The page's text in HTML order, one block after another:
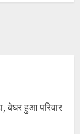
बेघर हुआ परिवार